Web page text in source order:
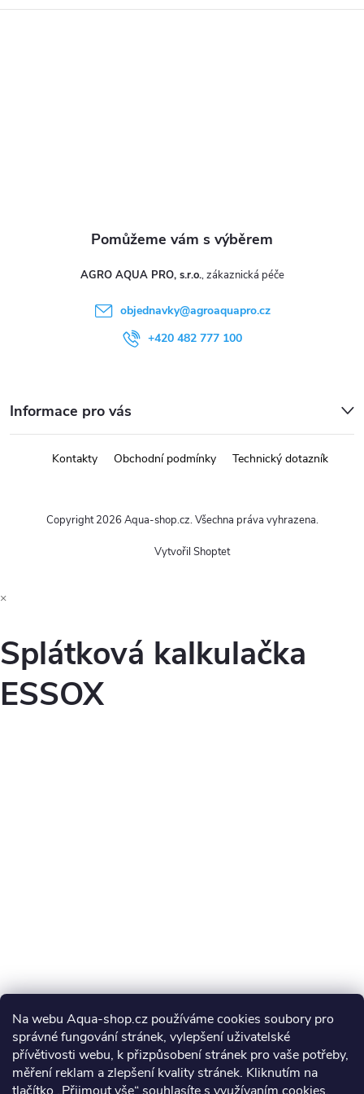
Na webu Aqua-shop.cz používáme cookies soubory pro
správné fungování stránek, vylepšení uživatelské
přívětivosti webu, k přizpůsobení stránek pro vaše potřeby,
měření reklam a zlepšení kvality stránek. Kliknutím na
AGRO AQUA PRO, s.r.o.
objednavky@agroaquapro.cz
+420 482 777 100
Informace pro vás
Kontakty Obchodní podmínky Technický dotazník
Vytvořil Shoptet
Copyright 2026 Aqua-shop.cz. Všechna práva vyhrazena.
×
Splátková kalkulačka
ESSOX